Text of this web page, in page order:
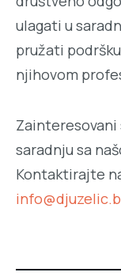
ulagati u
pružati
njihovom
saradnju sa
Kontaktirajte